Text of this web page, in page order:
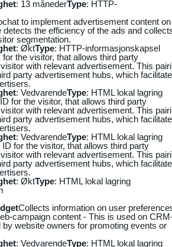
: 13 månederType: HTTP-
to implement advertisement content on
the efficiency of the ads and
segmentation.
: ØktType: HTTP-informasjonskapsel
for the visitor, that allows third party
with relevant advertisement. This
party advertisement hubs, which
: VedvarendeType: HTML lokal lagring
for the visitor, that allows third party
with relevant advertisement. This
party advertisement hubs, which
: VedvarendeType: HTML lokal lagring
ID for the visitor, that allows third party
with relevant advertisement. This
party advertisement hubs, which
: ØktType: HTML lokal lagring
Collects information on user
campaign content - This is used on
website owners for promoting events or
: VedvarendeType: HTML lokal lagring